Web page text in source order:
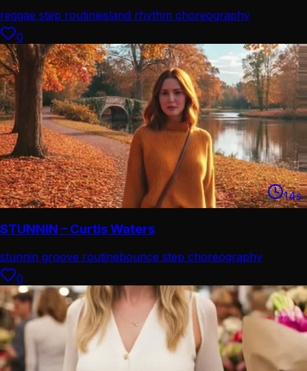
reggae step routineisland rhythm choreography
0
14s
STUNNIN – Curtis Waters
stunnin groove routinebounce step choreography
0